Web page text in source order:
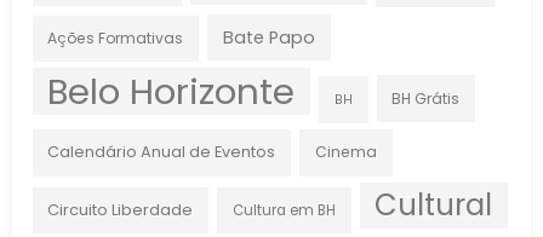
Ações Formativas Bate Papo
Belo Horizonte BH BH Grátis
Calendário Anual de Eventos Cinema
Circuito Liberdade Cultura em BH Cultural